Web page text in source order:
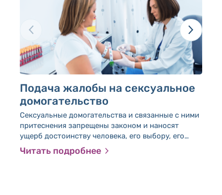
Подача жалобы на сексуальное
домогательство
Сексуальные домогательства и связанные с ними
притеснения запрещены законом и наносят
ущерб достоинству человека, его выбору, его
частной жизни и равенству между полами.
Обязательство действовать по предотвращению
Читать подробнее